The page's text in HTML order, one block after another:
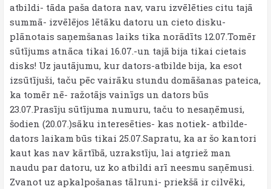
atbildi- tāda paša datora nav, varu izvēlēties citu tajā
summā- izvēlējos lētāku datoru un cieto disku-
plānotais saņemšanas laiks tika norādīts 12.07.Tomēr
sūtījums atnāca tikai 16.07.-un tajā bija tikai cietais
disks! Uz jautājumu, kur dators-atbilde bija, ka esot
izsūtījuši, taču pēc vairāku stundu domāšanas pateica,
ka tomēr nē- ražotājs vainīgs un dators būs
23.07.Prasīju sūtījuma numuru, taču to nesaņēmusi,
šodien (20.07.)sāku interesēties- kas notiek- atbilde-
dators laikam būs tikai 25.07.Sapratu, ka ar šo kantori
kaut kas nav kārtībā, uzrakstīju, lai atgriež man
naudu par datoru, uz ko atbildi arī neesmu saņēmusi.
Zvanot uz apkalpošanas tālruni- priekšā ir cilvēki,